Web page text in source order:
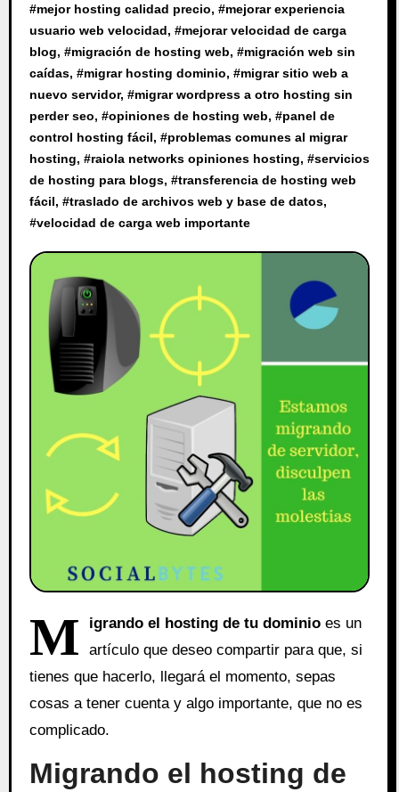
#mejor hosting calidad precio, #mejorar experiencia
usuario web velocidad, #mejorar velocidad de carga
blog, #migración de hosting web, #migración web sin
caídas, #migrar hosting dominio, #migrar sitio web a
nuevo servidor, #migrar wordpress a otro hosting sin
perder seo, #opiniones de hosting web, #panel de
control hosting fácil, #problemas comunes al migrar
hosting, #raiola networks opiniones hosting, #servicios
de hosting para blogs, #transferencia de hosting web
fácil, #traslado de archivos web y base de datos,
#velocidad de carga web importante
M igrando el hosting de tu dominioes un
artículo que deseo compartir para que, si
tienes que hacerlo, llegará el momento, sepas
cosas a tener cuenta y algo importante, que no es
complicado.
Migrando el hosting de